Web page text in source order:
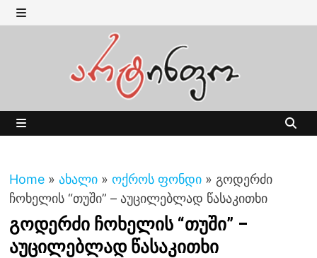
Skip
to MENU
Home » ახალი » ოქროს ფონდი » გოდერძი
ჩოხელის “თუში” – აუცილებლად წასაკითხი
გოდერძი ჩოხელის “თუში” –
აუცილებლად წასაკითხი